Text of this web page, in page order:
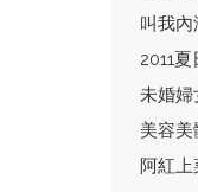
叫我內
2011
未婚婦
美容美
阿紅上